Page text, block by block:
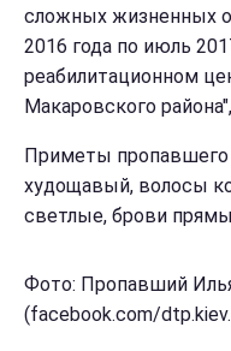
сложных жизненных
2016 года по июль
реабилитационном
Макаровского
Приметы пропавшего
худощавый, волосы
светлые, брови
Фото: Пропавший
(facebook.com/